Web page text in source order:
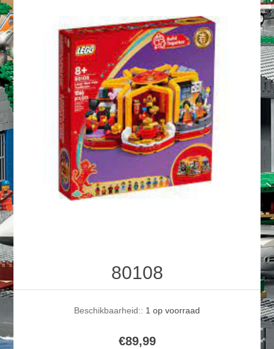
80108
Beschikbaarheid:: 1 op voorraad
€89,99